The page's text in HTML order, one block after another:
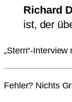
Richard
ist, der
„Stern“-
Fehler? Nichts